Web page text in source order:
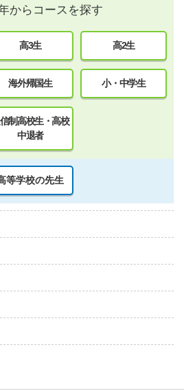
からコースを探す
高3生 高2生
海外帰国生 小・中学生
制高校生・高校
中退者
等学校の先生